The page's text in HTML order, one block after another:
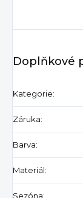
Doplňkové
Kategorie:
Záruka:
Barva:
Materiál:
Sezóna: